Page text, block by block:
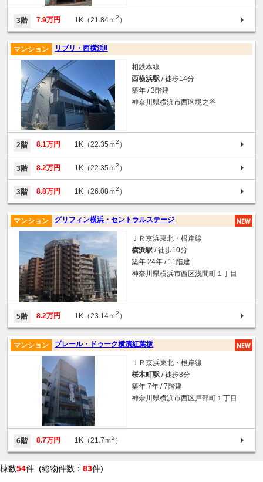
3階 7.9万円 1K（21.84ｍ2 ）
リブリ・西横浜II
マンション
相鉄本線
西横浜駅 / 徒歩14分
築年 / 3階建
神奈川県横浜市西区境之谷
2階 8.1万円 1K（22.35ｍ2 ）
3階 8.2万円 1K（22.35ｍ2 ）
3階 8.8万円 1K（26.08ｍ2 ）
グリフィン横浜・セントラルステージ
マンション
ＪＲ京浜東北・根岸線
横浜駅 / 徒歩10分
築年 24年 / 11階建
神奈川県横浜市西区浅間町１丁目
5階 8.2万円 1K（23.14ｍ2 ）
プレール・ドゥーク横濱紅葉坂
マンション
ＪＲ京浜東北・根岸線
桜木町駅 / 徒歩8分
築年 7年 / 7階建
神奈川県横浜市西区戸部町１丁目
6階 8.7万円 1K（21.7ｍ2 ）
棟数54件 (総物件数： 83件)